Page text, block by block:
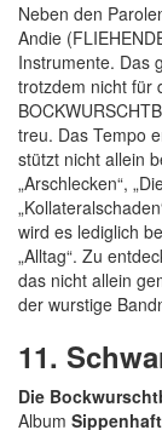
Neben den
Andie
Instrumente. Das
trotzdem nicht für
treu. Das Tempo
stützt nicht allein
„Arschlecken“,
wird es lediglich
„Alltag“. Zu
das nicht allein
der wurstige
11.
Die
Album Sippenhaft